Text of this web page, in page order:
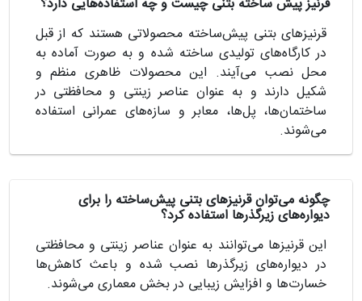
قرنیزهای بتنی پیش‌ساخته محصولاتی هستند که از قبل
در کارگاه‌های تولیدی ساخته شده و به صورت آماده به
محل نصب می‌آیند. این محصولات ظاهری منظم و
شکیل دارند و به عنوان عناصر زینتی و محافظتی در
ساختمان‌ها، پل‌ها، معابر و سازه‌های عمرانی استفاده
می‌شوند.
چگونه می‌توان قرنیزهای بتنی پیش‌ساخته را برای
دیواره‌های زیرگذرها استفاده کرد؟
این قرنیزها می‌توانند به عنوان عناصر زینتی و محافظتی
در دیواره‌های زیرگذرها نصب شده و باعث کاهش‌ها
خسارت‌ها و افزایش زیبایی در بخش معماری می‌شوند.